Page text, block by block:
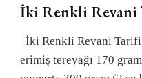
İki Renkli
İki Renkli Revani
erimiş tereyağı 170